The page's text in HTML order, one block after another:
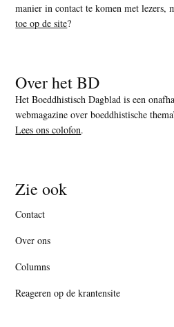
manier in contact te komen met lezers,
toe op de site?
Over het BD
Het Boeddhistisch Dagblad is een
webmagazine over boeddhistische
Lees ons colofon.
Zie ook
Contact
Over ons
Columns
Reageren op de krantensite